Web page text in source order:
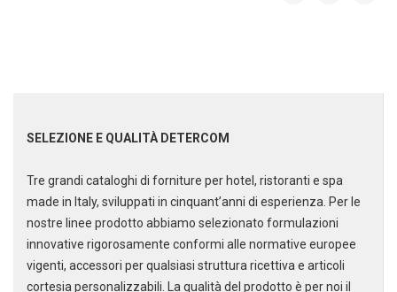
SELEZIONE E QUALITÀ DETERCOM
Tre grandi cataloghi di forniture per hotel, ristoranti e spa
made in Italy, sviluppati in cinquant’anni di esperienza. Per le
nostre linee prodotto abbiamo selezionato formulazioni
innovative rigorosamente conformi alle normative europee
vigenti, accessori per qualsiasi struttura ricettiva e articoli
cortesia personalizzabili. La qualità del prodotto è per noi il